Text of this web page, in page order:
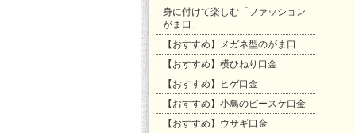
身に付けて楽しむ「ファッション
がま口」
【おすすめ】メガネ型のがま口
【おすすめ】横ひねり口金
【おすすめ】ヒゲ口金
【おすすめ】小鳥のピースケ口金
【おすすめ】ウサギ口金